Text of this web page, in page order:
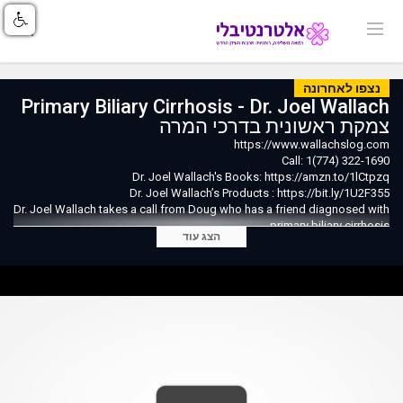
נצפו לאחרונה
Primary Biliary Cirrhosis - Dr. Joel Wallach
צמקת ראשונית בדרכי המרה
https://www.wallachslog.com
Call: 1(774) 322-1690
Dr. Joel Wallach's Books: https://amzn.to/1lCtpzq
Dr. Joel Wallach’s Products : https://bit.ly/1U2F355
Dr. Joel Wallach takes a call from Doug who has a friend diagnosed with
primary biliary cirrhosis.
Follow Me on TWITTER - https://bit.ly/1LEFzC4
הצג עוד